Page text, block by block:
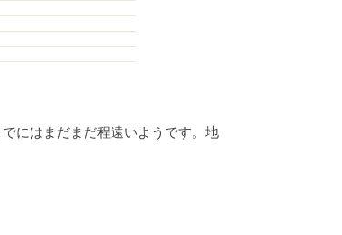
にはまだまだ程遠いようです。地